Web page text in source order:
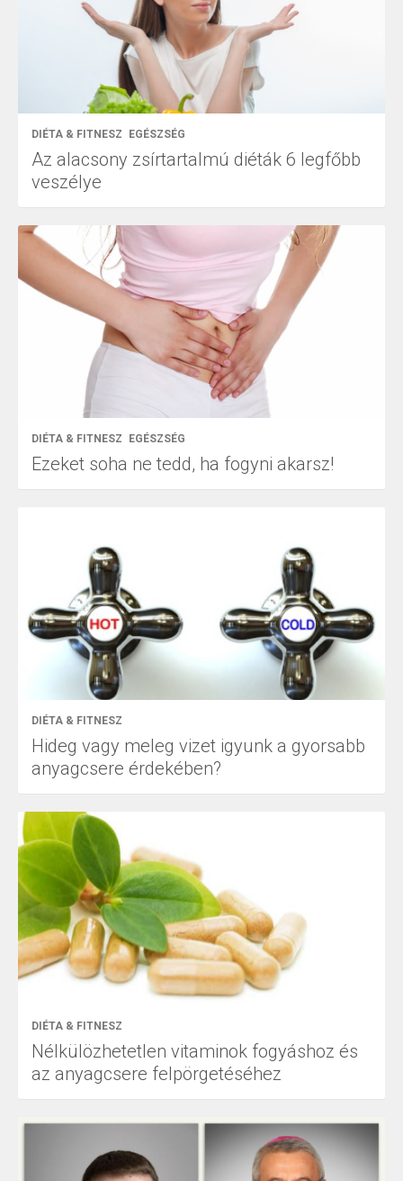
DIÉTA & FITNESZ EGÉSZSÉG
Az alacsony zsírtartalmú diéták 6 legfőbb
veszélye
DIÉTA & FITNESZ EGÉSZSÉG
Ezeket soha ne tedd, ha fogyni akarsz!
DIÉTA & FITNESZ
Hideg vagy meleg vizet igyunk a gyorsabb
anyagcsere érdekében?
DIÉTA & FITNESZ
Nélkülözhetetlen vitaminok fogyáshoz és
az anyagcsere felpörgetéséhez